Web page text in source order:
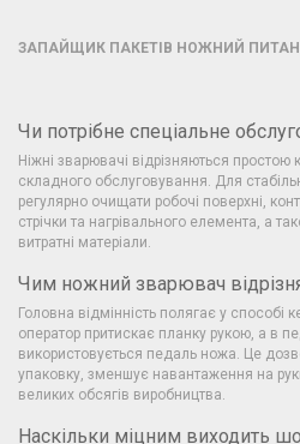
ЗАПАЙЩИК ПАКЕТІВ НОЖНИЙ
Чи потрібне спеціальне
Ніжні зварювачі відрізняються простою
складного обслуговування. Для
регулярно очищати робочі поверхні,
стрічки та нагрівального елемента, а
витратні матеріали.
Чим ножний зварювач
Головна відмінність полягає у
оператор притискає планку рукою, а в
використовується педаль ножа. Це
упаковку, зменшує навантаження на
великих обсягів виробництва.
Наскільки міцним виходить